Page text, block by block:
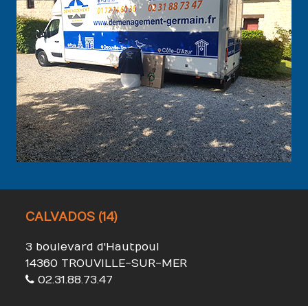
CALVADOS (14)
3 boulevard d'Hautpoul
14360 TROUVILLE-SUR-MER
02.31.88.73.47